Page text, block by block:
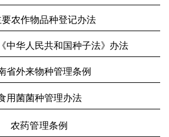
农作物品种登记办法
中华人民共和国种子法》办法
省外来物种管理条例
用菌菌种管理办法
农药管理条例